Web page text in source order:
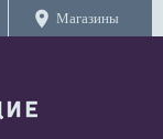
location_on Магазины